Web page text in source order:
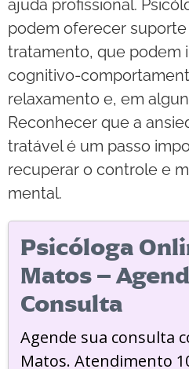
ajuda profissional.
podem oferecer
tratamento, que podem
cognitivo-
relaxamento e, em
Reconhecer que a
tratável é um passo
recuperar o controle e
mental.
Psicóloga
Matos –
Consulta
Agende sua consulta
Matos. Atendimento